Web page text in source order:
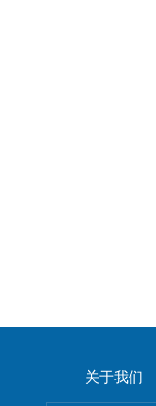
关于我们